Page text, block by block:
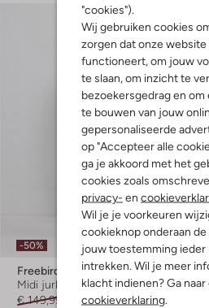
"cookies").
Wij gebruiken cookies
zorgen dat onze website
functioneert, om jouw
te slaan, om inzicht te
bezoekersgedrag en om
te bouwen van jouw
gepersonaliseerde
op "Accepteer alle
ga je akkoord met het
cookies zoals
privacy- en
Wil je je voorkeuren
cookieknop onderaan de
jouw toestemming ieder
intrekken. Wil je meer
klacht indienen? Ga naar
cookieverklaring.
-50%
Freebird
Midi jurk
€ 149,99
€ 74,99